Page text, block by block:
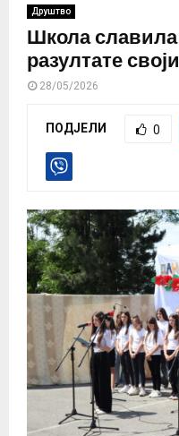
Друштво
Школа
разултате
28/05/2026
ПОДЈЕЛИ 0